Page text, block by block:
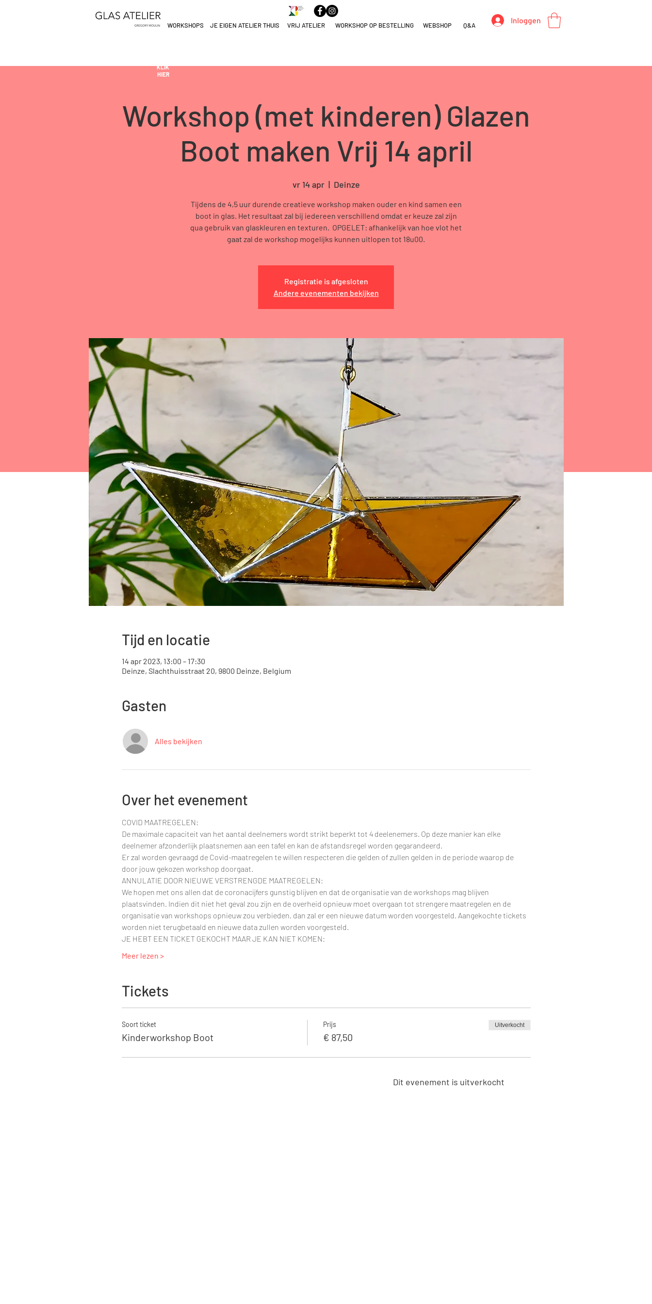
WORKSHOPS JE EIGEN ATELIER THUIS VRIJ ATELIER WORKSHOP OP BESTELLING WEBSHOP Q&A
Inloggen
KLIK
HIER
Workshop (met kinderen) Glazen
Boot maken Vrij 14 april
vr 14 apr
  |
Deinze
Tijdens de 4,5 uur durende creatieve workshop maken ouder en kind samen een
boot in glas. Het resultaat zal bij iedereen verschillend omdat er keuze zal zijn
qua gebruik van glaskleuren en texturen. OPGELET: afhankelijk van hoe vlot het
gaat zal de workshop mogelijks kunnen uitlopen tot 18u00.
Registratie is afgesloten
Andere evenementen bekijken
Tijd en locatie
14 apr 2023, 13:00 – 17:30
Deinze, Slachthuisstraat 20, 9800 Deinze, Belgium
Gasten
Alles bekijken
Over het evenement
COVID MAATREGELEN:
De maximale capaciteit van het aantal deelnemers wordt strikt beperkt tot 4 deelenemers. Op deze manier kan elke
deelnemer afzonderlijk plaatsnemen aan een tafel en kan de afstandsregel worden gegarandeerd.
Er zal worden gevraagd de Covid-maatregelen te willen respecteren die gelden of zullen gelden in de periode waarop de
door jouw gekozen workshop doorgaat.
ANNULATIE DOOR NIEUWE VERSTRENGDE MAATREGELEN:
We hopen met ons allen dat de coronacijfers gunstig blijven en dat de organisatie van de workshops mag blijven
plaatsvinden. Indien dit niet het geval zou zijn en de overheid opnieuw moet overgaan tot strengere maatregelen en de
organisatie van workshops opnieuw zou verbieden, dan zal er een nieuwe datum worden voorgesteld. Aangekochte tickets
worden niet terugbetaald en nieuwe data zullen worden voorgesteld.
JE HEBT EEN TICKET GEKOCHT MAAR JE KAN NIET KOMEN:
Meer lezen >
Tickets
Soort ticket
Kinderworkshop Boot
Prijs
€ 87,50
Uitverkocht
Dit evenement is uitverkocht